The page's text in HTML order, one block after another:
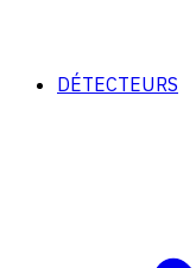
DÉTECTEURS